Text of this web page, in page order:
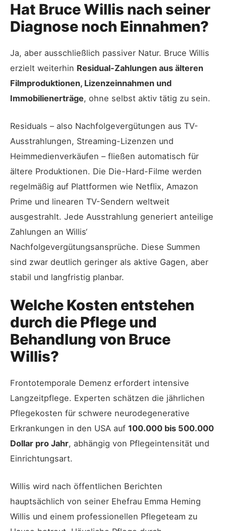
Hat Bruce Willis nach seiner
Diagnose noch Einnahmen?
Ja, aber ausschließlich passiver Natur. Bruce Willis
erzielt weiterhin Residual-Zahlungen aus älteren
Filmproduktionen, Lizenzeinnahmen und
Immobilienerträge, ohne selbst aktiv tätig zu sein.
Residuals – also Nachfolgevergütungen aus TV-
Ausstrahlungen, Streaming-Lizenzen und
Heimmedienverkäufen – fließen automatisch für
ältere Produktionen. Die Die-Hard-Filme werden
regelmäßig auf Plattformen wie Netflix, Amazon
Prime und linearen TV-Sendern weltweit
ausgestrahlt. Jede Ausstrahlung generiert anteilige
Zahlungen an Willis‘
Nachfolgevergütungsansprüche. Diese Summen
sind zwar deutlich geringer als aktive Gagen, aber
stabil und langfristig planbar.
Welche Kosten entstehen
durch die Pflege und
Behandlung von Bruce
Willis?
Frontotemporale Demenz erfordert intensive
Langzeitpflege. Experten schätzen die jährlichen
Pflegekosten für schwere neurodegenerative
Erkrankungen in den USA auf 100.000 bis 500.000
Dollar pro Jahr, abhängig von Pflegeintensität und
Einrichtungsart.
Willis wird nach öffentlichen Berichten
hauptsächlich von seiner Ehefrau Emma Heming
Willis und einem professionellen Pflegeteam zu